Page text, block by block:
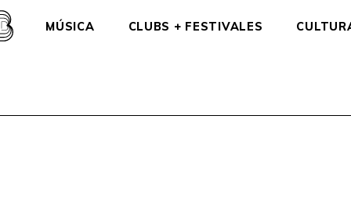
MÚSICA CLUBS + FESTIVALES